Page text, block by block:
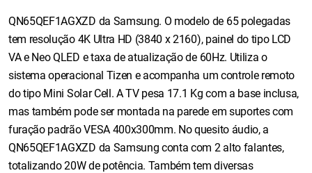
QN65QEF1AGXZD da Samsung. O modelo de 65 polegadas
tem resolução 4K Ultra HD (3840 x 2160), painel do tipo LCD
VA e Neo QLED e taxa de atualização de 60Hz. Utiliza o
sistema operacional Tizen e acompanha um controle remoto
do tipo Mini Solar Cell. A TV pesa 17.1 Kg com a base inclusa,
mas também pode ser montada na parede em suportes com
furação padrão VESA 400x300mm. No quesito áudio, a
QN65QEF1AGXZD da Samsung conta com 2 alto falantes,
totalizando 20W de potência. Também tem diversas